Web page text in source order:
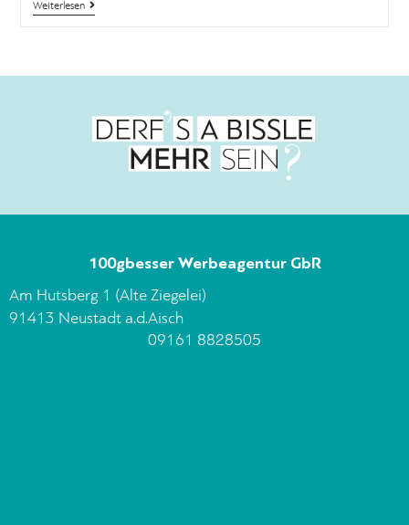
Weiterlesen
100gbesser Werbeagentur GbR
Am Hutsberg 1 (Alte Ziegelei)
91413 Neustadt a.d.Aisch
09161 8828505